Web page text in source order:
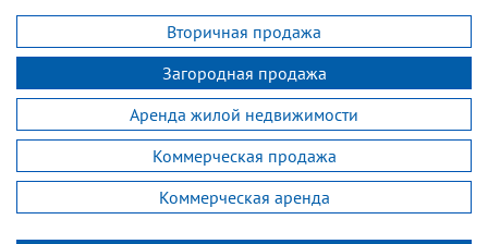
Вторичная продажа
Загородная продажа
Аренда жилой недвижимости
Коммерческая продажа
Коммерческая аренда